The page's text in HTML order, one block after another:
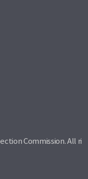
Commission. All ri